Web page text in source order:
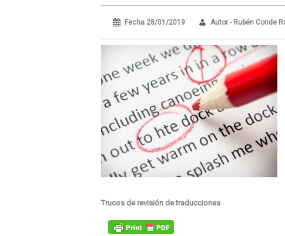
Fecha 28/01/2019 Autor - Rubén Conde
Trucos de revisión de traducciones